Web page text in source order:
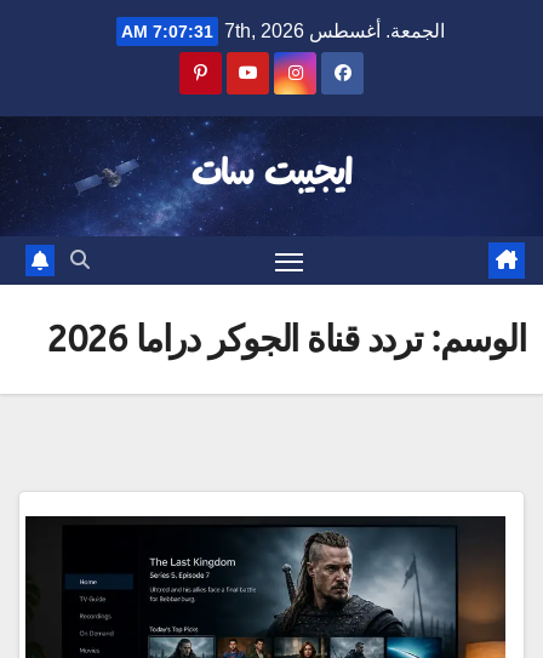
الجمعة. أغسطس 7th, 2026 7:07:31 AM
ايجيبت سات
الوسم:تردد قناة الجوكر دراما 2026